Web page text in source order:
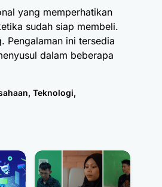
yang memperhatikan
sudah siap membeli.
Pengalaman ini tersedia
dalam beberapa
, Teknologi,